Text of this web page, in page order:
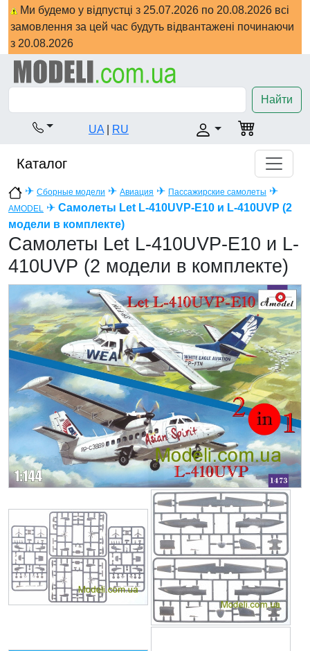
Ми будемо у відпустці з 25.07.2026 по 20.08.2026 всі
замовлення за цей час будуть відвантажені починаючи
з 20.08.2026
Найти
UA RU
Каталог
✈ Сборные модели ✈ Авиация ✈ Пассажирские самолеты ✈
AMODEL ✈ Самолеты Let L-410UVP-E10 и L-410UVP (2
модели в комплекте)
Самолеты Let L-410UVP-E10 и L-
410UVP (2 модели в комплекте)